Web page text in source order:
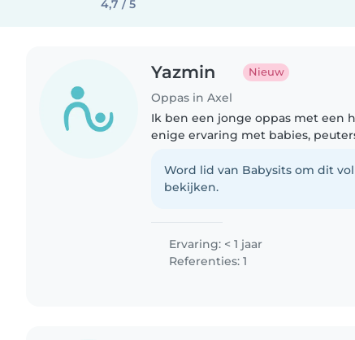
4,7 / 5
Yazmin Nieuw
Oppas in Axel
Ik ben een jonge oppas met een
enige ervaring met babies,
maakt het niet..
Word lid van Babysits om dit
bekijken.
Ervaring: < 1 jaar
Referenties: 1